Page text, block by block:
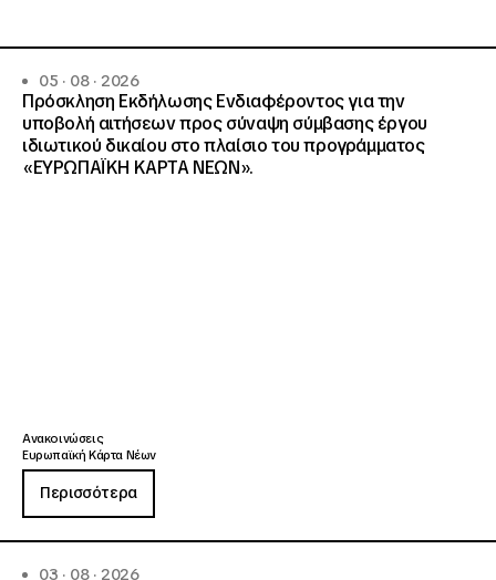
05 · 08 · 2026
Πρόσκληση Εκδήλωσης Ενδιαφέροντος για την
υποβολή αιτήσεων προς σύναψη σύμβασης έργου
ιδιωτικού δικαίου στο πλαίσιο του προγράμματος
«ΕΥΡΩΠΑΪΚΗ ΚΑΡΤΑ ΝΕΩΝ».
Ανακοινώσεις
Ευρωπαϊκή Κάρτα Νέων
Περισσότερα
03 · 08 · 2026